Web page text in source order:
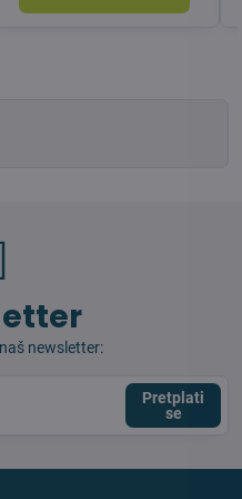
newsletter:
Pretplati
se